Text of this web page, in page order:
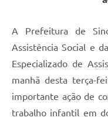
A Prefeitura de
Assistência Social e
Especializado de
manhã desta terça-
importante ação de
trabalho infantil em